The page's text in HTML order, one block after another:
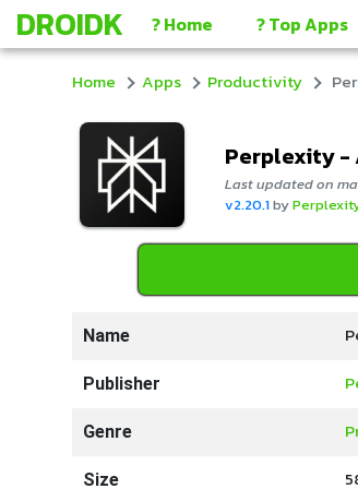
DROIDK ? Home ? Top Apps
Home Apps Productivity
Perplexity -
Last updated on
v2.20.1by
Name
Publisher
Genre
Size